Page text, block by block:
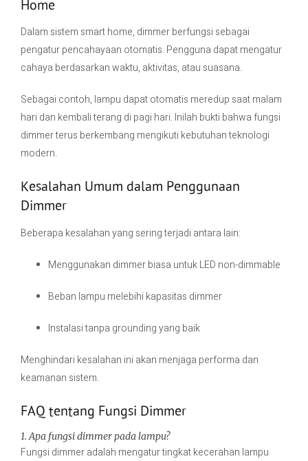
Home
Dalam sistem smart home, dimmer berfungsi sebagai
pengatur pencahayaan otomatis. Pengguna dapat mengatur
cahaya berdasarkan waktu, aktivitas, atau suasana.
Sebagai contoh, lampu dapat otomatis meredup saat malam
hari dan kembali terang di pagi hari. Inilah bukti bahwa fungsi
dimmer terus berkembang mengikuti kebutuhan teknologi
modern.
Kesalahan Umum dalam Penggunaan
Dimmer
Beberapa kesalahan yang sering terjadi antara lain:
Menggunakan dimmer biasa untuk LED non-dimmable
Beban lampu melebihi kapasitas dimmer
Instalasi tanpa grounding yang baik
Menghindari kesalahan ini akan menjaga performa dan
keamanan sistem.
FAQ tentang Fungsi Dimmer
1. Apa fungsi dimmer pada lampu?
Fungsi dimmer adalah mengatur tingkat kecerahan lampu